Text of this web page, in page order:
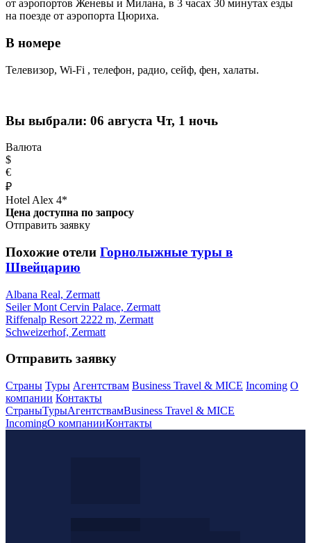
от аэропортов Женевы и Милана, в 3 часах 30 минутах езды
на поезде от аэропорта Цюриха.
В номере
Телевизор, Wi-Fi , телефон, радио, сейф, фен, халаты.
Вы выбрали: 06 августа Чт, 1 ночь
Валюта
$
€
₽
Hotel Alex 4*
Цена доступна по запросу
Отправить заявку
Похожие отели Горнолыжные туры в
Швейцарию
Albana Real, Zermatt
Seiler Mont Cervin Palace, Zermatt
Riffenalp Resort 2222 m, Zermatt
Schweizerhof, Zermatt
Отправить заявку
Страны Туры Агентствам Business Travel & MICE Incoming О
компании Контакты
СтраныТурыАгентствамBusiness Travel & MICE
IncomingО компанииКонтакты